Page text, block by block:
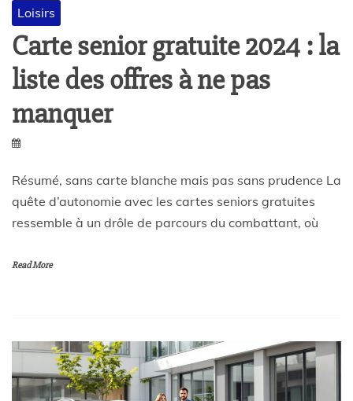
Loisirs
Carte senior gratuite 2024 : la
liste des offres à ne pas
manquer
Résumé, sans carte blanche mais pas sans prudence La
quête d’autonomie avec les cartes seniors gratuites
ressemble à un drôle de parcours du combattant, où
Read More